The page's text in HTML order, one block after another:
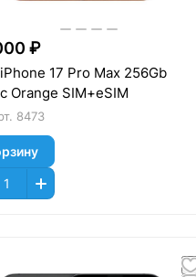
₽
17 Pro Max 256Gb
Orange SIM+eSIM
8473